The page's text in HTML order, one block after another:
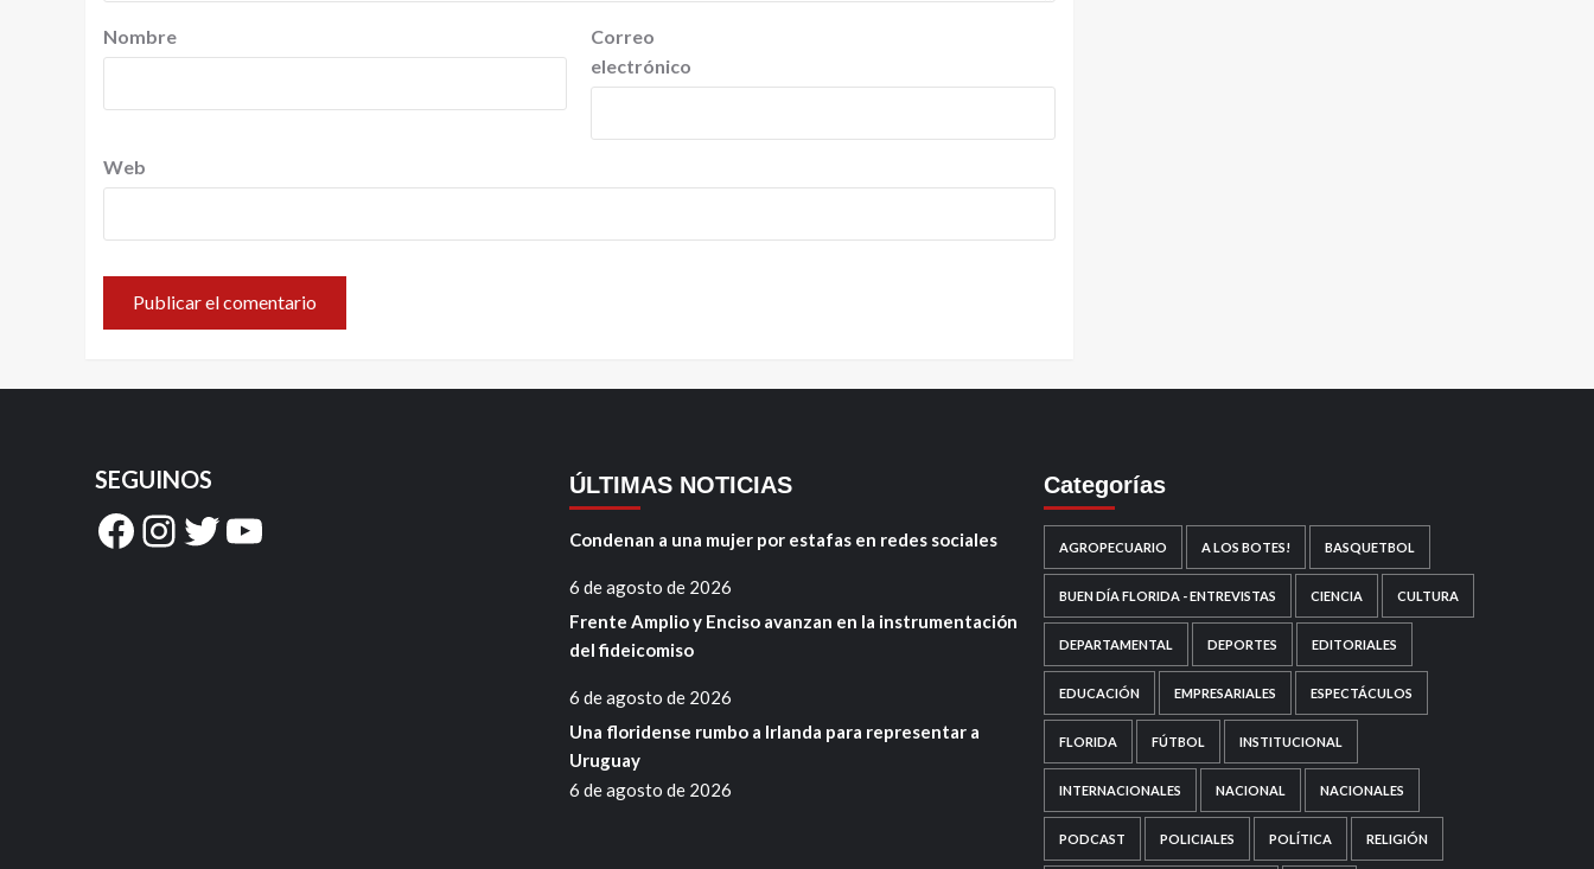
Nombre
Correo
electrónico
Web
SEGUINOS
Facebook
Instagram
Twitter
YouTube
ÚLTIMAS NOTICIAS
Condenan a una mujer por estafas en redes sociales
6 de agosto de 2026
Frente Amplio y Enciso avanzan en la instrumentación
del fideicomiso
6 de agosto de 2026
Una floridense rumbo a Irlanda para representar a
Uruguay
6 de agosto de 2026
Categorías
AGROPECUARIO A LOS BOTES! BASQUETBOL
BUEN DÍA FLORIDA - ENTREVISTAS CIENCIA CULTURA
DEPARTAMENTAL DEPORTES EDITORIALES
EDUCACIÓN EMPRESARIALES ESPECTÁCULOS
FLORIDA FÚTBOL INSTITUCIONAL
INTERNACIONALES NACIONAL NACIONALES
PODCAST POLICIALES POLÍTICA RELIGIÓN